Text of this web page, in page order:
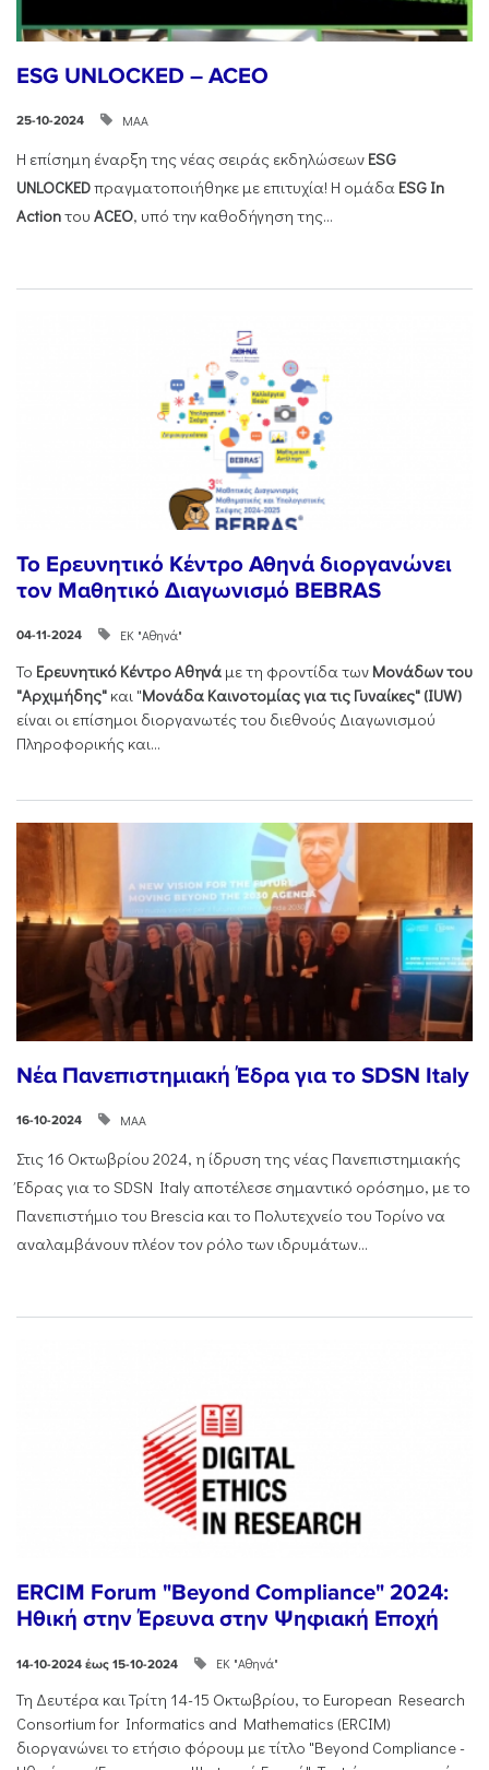
ESG UNLOCKED – ACEO
25-10-2024 ΜΑΑ
Η επίσημη έναρξη της νέας σειράς εκδηλώσεων ESG
UNLOCKEDπραγματοποιήθηκε με επιτυχία! Η ομάδα ESG In
Actionτου ACEO, υπό την καθοδήγηση της...
Το Ερευνητικό Κέντρο Αθηνά διοργανώνει
τον Μαθητικό Διαγωνισμό BEBRAS
04-11-2024 ΕΚ "Αθηνά"
Το Ερευνητικό Κέντρο Αθηνά με τη φροντίδα των Μονάδων του
"Αρχιμήδης" και "Μονάδα Καινοτομίας για τις Γυναίκες" (IUW)
είναι οι επίσημοι διοργανωτές του διεθνούς Διαγωνισμού
Πληροφορικής και...
Νέα Πανεπιστημιακή Έδρα για το SDSN Italy
16-10-2024 ΜΑΑ
Στις 16 Οκτωβρίου 2024, η ίδρυση της νέας Πανεπιστημιακής
Έδρας για το SDSN Italy αποτέλεσε σημαντικό ορόσημο, με το
Πανεπιστήμιο του Brescia και το Πολυτεχνείο του Τορίνο να
αναλαμβάνουν πλέον τον ρόλο των ιδρυμάτων...
ERCIM Forum "Beyond Compliance" 2024:
Ηθική στην Έρευνα στην Ψηφιακή Εποχή
14-10-2024 έως 15-10-2024 ΕΚ "Αθηνά"
Τη Δευτέρα και Τρίτη 14-15 Οκτωβρίου, το European Research
Consortium for Informatics and Mathematics (ERCIM)
διοργανώνει το ετήσιο φόρουμ με τίτλο "Beyond Compliance -